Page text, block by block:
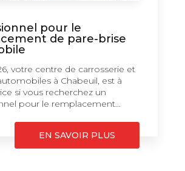
pour le
de pare-brise
votre centre de carrosserie et
à Chabeuil, est à
si vous recherchez un
pour le remplacement...
EN SAVOIR PLUS